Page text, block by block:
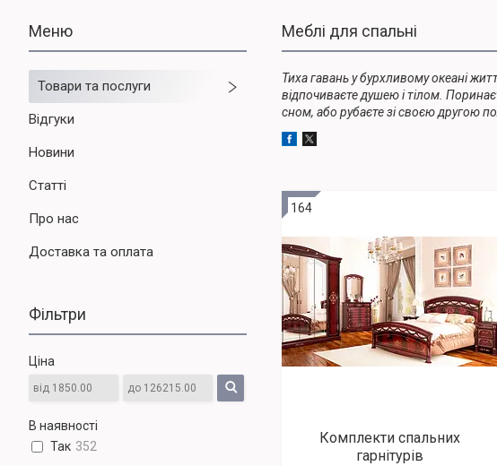
Товари та послуги
Відгуки
Новини
Статті
Про нас
Доставка та оплата
Фільтри
Ціна
В наявності
Так 352
Меблі для спальні
Тиха гавань у бурхливому океані
відпочиваєте душею і тілом.
сном, або рубаєте зі своєю другою
Комплекти спальних
гарнітурів
164